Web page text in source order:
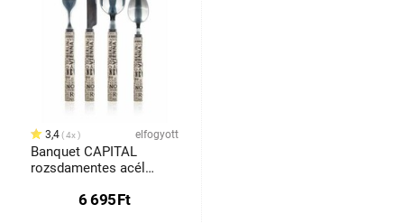
3,4 4x elfogyott
Banquet CAPITAL
rozsdamentes acél
műanyag fogantyúval, 24
6 695Ft